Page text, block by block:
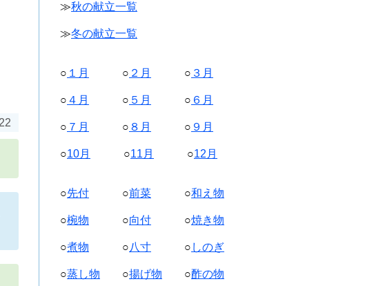
≫秋の献立一覧
≫冬の献立一覧
○ １月 ○ ２月 ○ ３月
○ ４月 ○ ５月 ○ ６月
○ ７月 ○ ８月 ○ ９月
○10月 ○11月 ○12月
○先付 ○前菜 ○和え物
○椀物 ○向付 ○焼き物
○煮物 ○八寸 ○ しのぎ
○蒸し物 ○揚げ物 ○酢の物